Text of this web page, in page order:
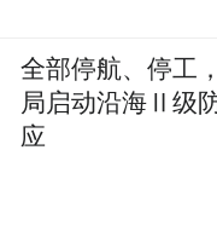
全部停航、停工
局启动沿海Ⅱ级
应